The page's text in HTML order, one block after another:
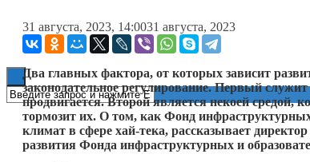
Книги
31 августа, 2023, 14:0031 августа, 2023
Два главных фактора, от которых зависит
законодательное регулирование. Первый
продвигается. Второй является некоей средой,
тормозит их. О том, как Фонд
климат в сфере хай-тека, рассказывает
развития Фонда инфраструктурных и